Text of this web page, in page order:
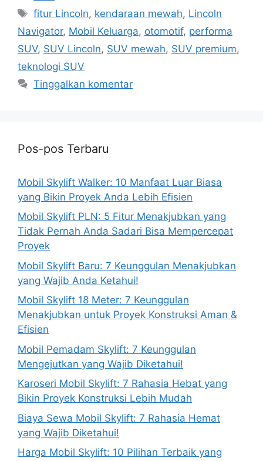
Tag
fitur Lincoln, kendaraan mewah, Lincoln
Navigator, Mobil Keluarga, otomotif, performa
SUV, SUV Lincoln, SUV mewah, SUV premium,
teknologi SUV
Tinggalkan komentar
Pos-pos Terbaru
Mobil Skylift Walker: 10 Manfaat Luar Biasa
yang Bikin Proyek Anda Lebih Efisien
Mobil Skylift PLN: 5 Fitur Menakjubkan yang
Tidak Pernah Anda Sadari Bisa Mempercepat
Proyek
Mobil Skylift Baru: 7 Keunggulan Menakjubkan
yang Wajib Anda Ketahui!
Mobil Skylift 18 Meter: 7 Keunggulan
Menakjubkan untuk Proyek Konstruksi Aman &
Efisien
Mobil Pemadam Skylift: 7 Keunggulan
Mengejutkan yang Wajib Diketahui!
Karoseri Mobil Skylift: 7 Rahasia Hebat yang
Bikin Proyek Konstruksi Lebih Mudah
Biaya Sewa Mobil Skylift: 7 Rahasia Hemat
yang Wajib Diketahui!
Harga Mobil Skylift: 10 Pilihan Terbaik yang